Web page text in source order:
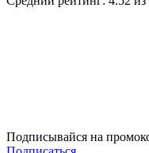
Подписывайся на